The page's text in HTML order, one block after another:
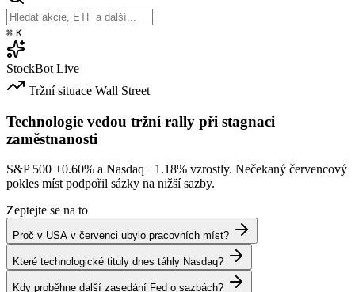
⌘ K
StockBot Live
Tržní situace Wall Street
Technologie vedou tržní rally při stagnaci
zaměstnanosti
S&P 500 +0.60% a Nasdaq +1.18% vzrostly. Nečekaný červencový
pokles míst podpořil sázky na nižší sazby.
Zeptejte se na to
Proč v USA v červenci ubylo pracovních míst?
Které technologické tituly dnes táhly Nasdaq?
Kdy proběhne další zasedání Fed o sazbách?